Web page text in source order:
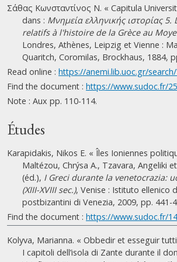
Σάθας Κωνσταντίνος Ν. « Capitula
dans : Μνημεία ελληνικής ιστορίας
relatifs à l'histoire de la Grèce au
Londres, Athènes, Leipzig et Vienne :
Quaritch, Coromilas, Brockhaus, 1884,
Read online : https://anemi.lib.uoc.gr/
Find the document : https://www.sudoc.fr/
Note : Aux pp. 110-114.
Études
Karapidakis, Nikos E. « Îles Ioniennes
Maltézou, Chrýsa A., Tzavara, Angeliki
(éd.), I Greci durante la venetocrazia:
(XIII-XVIII sec.), Venise : Istituto ellenico
postbizantini di Venezia, 2009, pp. 441-
Find the document : https://www.sudoc.fr/
Kolyva, Marianna. « Obbedir et esseguir
I capitoli dell’isola di Zante durante il